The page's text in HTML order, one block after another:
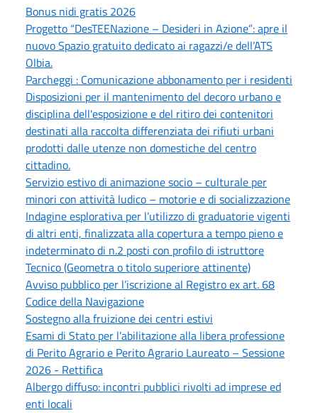
Bonus nidi gratis 2026
Progetto “DesTEENazione – Desideri in Azione”: apre il
nuovo Spazio gratuito dedicato ai ragazzi/e dell’ATS
Olbia.
Parcheggi : Comunicazione abbonamento per i residenti
Disposizioni per il mantenimento del decoro urbano e
disciplina dell'esposizione e del ritiro dei contenitori
destinati alla raccolta differenziata dei rifiuti urbani
prodotti dalle utenze non domestiche del centro
cittadino.
Servizio estivo di animazione socio – culturale per
minori con attività ludico – motorie e di socializzazione
Indagine esplorativa per l’utilizzo di graduatorie vigenti
di altri enti, finalizzata alla copertura a tempo pieno e
indeterminato di n.2 posti con profilo di istruttore
Tecnico (Geometra o titolo superiore attinente)
Avviso pubblico per l’iscrizione al Registro ex art. 68
Codice della Navigazione
Sostegno alla fruizione dei centri estivi
Esami di Stato per l’abilitazione alla libera professione
di Perito Agrario e Perito Agrario Laureato – Sessione
2026 - Rettifica
Albergo diffuso: incontri pubblici rivolti ad imprese ed
enti locali